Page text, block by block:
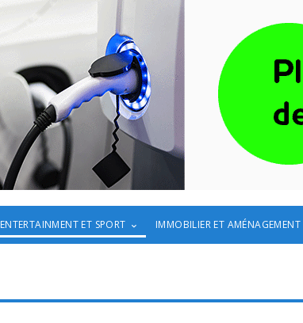
ENTERTAINMENT ET SPORT IMMOBILIER ET AMÉNAGEMENT